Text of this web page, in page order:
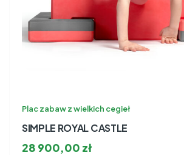
Plac zabaw z wielkich cegieł
SIMPLE ROYAL CASTLE
28 900,00 zł